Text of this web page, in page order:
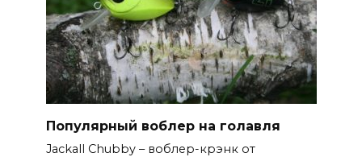
Популярный воблер на голавля
Jackall Chubby – воблер-крэнк от